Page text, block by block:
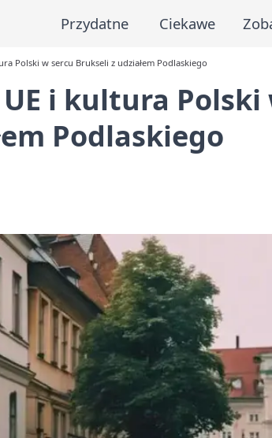
Przydatne Ciekawe
Polski w sercu Brukseli z udziałem Podlaskiego
i kultura Polski
Podlaskiego